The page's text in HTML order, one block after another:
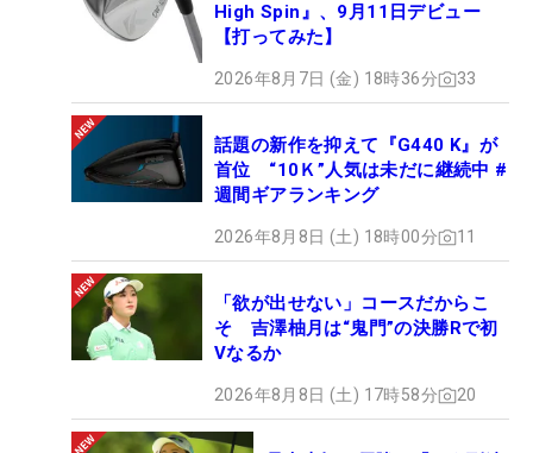
High Spin』、9月11日デビュー
【打ってみた】
2026年8月7日 (金) 18時36分 33
話題の新作を抑えて『G440 K』が
首位 “10Ｋ”人気は未だに継続中 #
週間ギアランキング
2026年8月8日 (土) 18時00分 11
「欲が出せない」コースだからこ
そ 吉澤柚月は“鬼門”の決勝Rで初
Vなるか
2026年8月8日 (土) 17時58分 20